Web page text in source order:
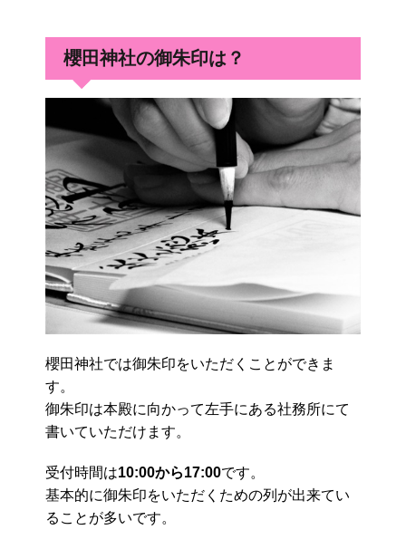
櫻田神社の御朱印は？
櫻田神社では御朱印をいただくことができま
す。
御朱印は本殿に向かって左手にある社務所にて
書いていただけます。
受付時間は10:00から17:00です。
基本的に御朱印をいただくための列が出来てい
ることが多いです。